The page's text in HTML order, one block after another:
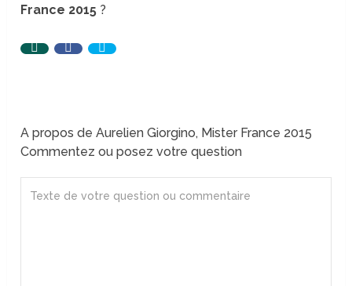
France 2015 ?
A propos de Aurelien Giorgino, Mister France 2015
Commentez ou posez votre question